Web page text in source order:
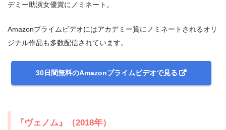
デミー助演女優賞にノミネート。
Amazonプライムビデオにはアカデミー賞にノミネートされるオリ
ジナル作品も多数配信されています。
30日間無料のAmazonプライムビデオで見る
『ヴェノム』（2018年）